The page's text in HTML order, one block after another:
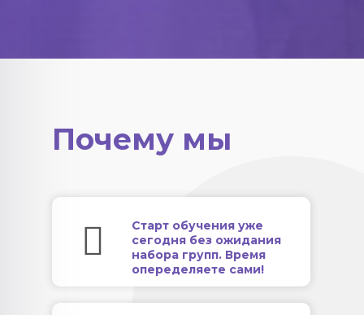
Почему мы
Старт обучения уже
сегодня без ожидания
набора групп. Время
опеределяете сами!